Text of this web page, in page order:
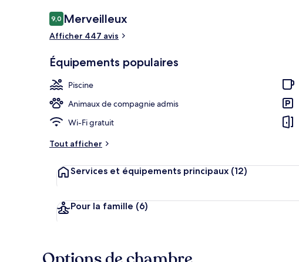
Avis
voyageurs
9,09,0 sur 10
Merveilleux
Afficher 447 avis
Équipements populaires
Piscine
Animaux de compagnie admis
Wi-Fi gratuit
Tout afficher
Services et équipements principaux (12)
Pour la famille (6)